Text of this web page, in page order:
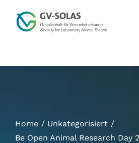
Inhalt
springen
Start
Termine
Home
Unkategorisiert
Be Open Animal Research Day